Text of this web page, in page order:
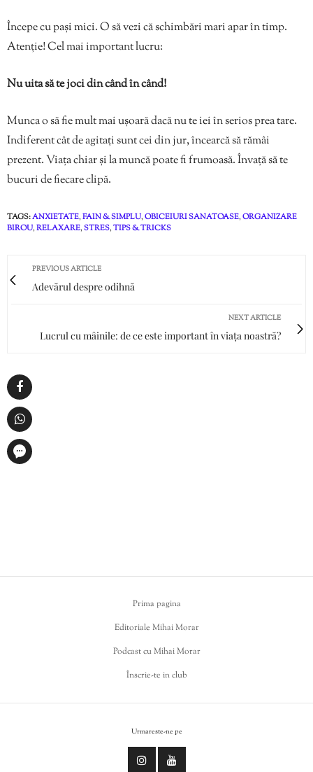
Începe cu pași mici. O să vezi că schimbări mari apar în timp.
Atenție! Cel mai important lucru:
Nu uita să te joci din când în când!
Munca o să fie mult mai ușoară dacă nu te iei în serios prea tare.
Indiferent cât de agitați sunt cei din jur, încearcă să rămâi
prezent. Viața chiar și la muncă poate fi frumoasă. Învață să te
bucuri de fiecare clipă.
TAGS:ANXIETATE,FAIN & SIMPLU,OBICEIURI SANATOASE,ORGANIZARE
BIROU,RELAXARE,STRES,TIPS & TRICKS
PREVIOUS ARTICLE
Adevărul despre odihnă
NEXT ARTICLE
Lucrul cu mâinile: de ce este important în viața noastră?
Prima pagina
Editoriale Mihai Morar
Podcast cu Mihai Morar
Înscrie-te in club
Urmareste-ne pe